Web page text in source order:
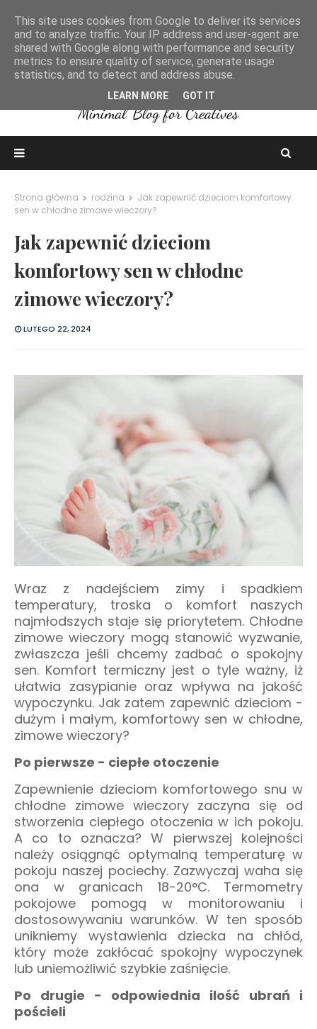
Strona główna rodzina
Jak zapewnić dzieciom komfortowy
sen w chłodne zimowe wieczory?
Jak zapewnić dzieciom
komfortowy sen w chłodne
zimowe wieczory?
LUTEGO 22, 2024
Wraz z nadejściem zimy i spadkiem
temperatury, troska o komfort naszych
najmłodszych staje się priorytetem. Chłodne
zimowe wieczory mogą stanowić wyzwanie,
zwłaszcza jeśli chcemy zadbać o spokojny
sen. Komfort termiczny jest o tyle ważny, iż
ułatwia zasypianie oraz wpływa na jakość
wypoczynku. Jak zatem zapewnić dzieciom -
dużym i małym, komfortowy sen w chłodne,
zimowe wieczory?
Po pierwsze - ciepłe otoczenie
Zapewnienie dzieciom komfortowego snu w
chłodne zimowe wieczory zaczyna się od
stworzenia ciepłego otoczenia w ich pokoju.
A co to oznacza? W pierwszej kolejności
należy osiągnąć optymalną temperaturę w
pokoju naszej pociechy. Zazwyczaj waha się
ona w granicach 18-20°C. Termometry
pokojowe pomogą w monitorowaniu i
dostosowywaniu warunków. W ten sposób
unikniemy wystawienia dziecka na chłód,
który może zakłócać spokojny wypoczynek
lub uniemożliwić szybkie zaśnięcie.
Po drugie - odpowiednia ilość ubrań i
pościeli
This site uses cookies from Google to deliver its services
and to analyze traffic. Your IP address and user-agent are
shared with Google along with performance and security
metrics to ensure quality of service, generate usage
statistics, and to detect and address abuse.
LEARN MORE GOT IT